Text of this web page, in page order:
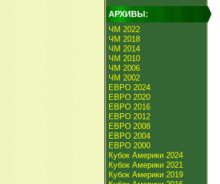
АРХИВЫ:
ЧМ 2022
ЧМ 2018
ЧМ 2014
ЧМ 2010
ЧМ 2006
ЧМ 2002
ЕВРО 2024
ЕВРО 2020
ЕВРО 2016
ЕВРО 2012
ЕВРО 2008
ЕВРО 2004
ЕВРО 2000
Кубок Америки 2024
Кубок Америки 2021
Кубок Америки 2019